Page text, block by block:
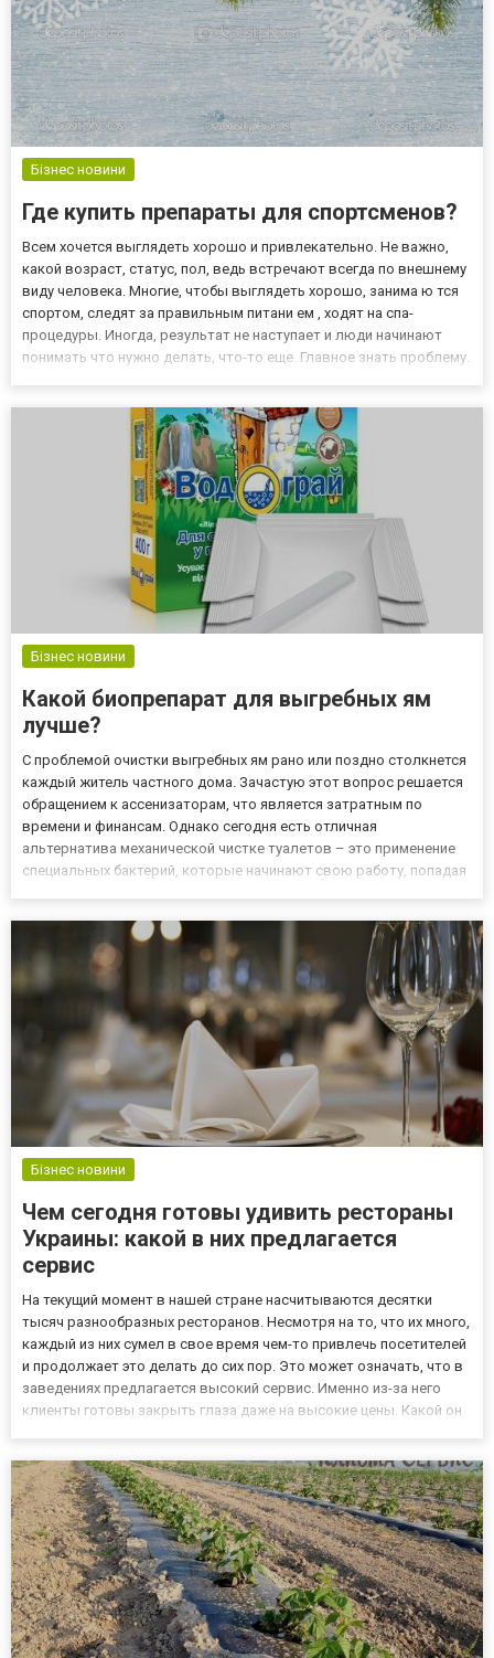
Бізнес новини
Где купить препараты для спортсменов?
Всем хочется выглядеть хорошо и привлекательно. Не важно,
какой возраст, статус, пол, ведь встречают всегда по внешнему
виду человека. Многие, чтобы выглядеть хорошо, занима ю тся
спортом, следят за правильным питани ем , ходят на спа-
процедуры. Иногда, результат не наступает и люди начинают
понимать что нужно делать, что-то еще. Главное знать проблему.
Бізнес новини
Какой биопрепарат для выгребных ям
лучше?
С проблемой очистки выгребных ям рано или поздно столкнется
каждый житель частного дома. Зачастую этот вопрос решается
обращением к ассенизаторам, что является затратным по
времени и финансам. Однако сегодня есть отличная
альтернатива механической чистке туалетов – это применение
специальных бактерий, которые начинают свою работу, попадая
Бізнес новини
Чем сегодня готовы удивить рестораны
Украины: какой в них предлагается
сервис
На текущий момент в нашей стране насчитываются десятки
тысяч разнообразных ресторанов. Несмотря на то, что их много,
каждый из них сумел в свое время чем-то привлечь посетителей
и продолжает это делать до сих пор. Это может означать, что в
заведениях предлагается высокий сервис. Именно из-за него
клиенты готовы закрыть глаза даже на высокие цены. Какой он